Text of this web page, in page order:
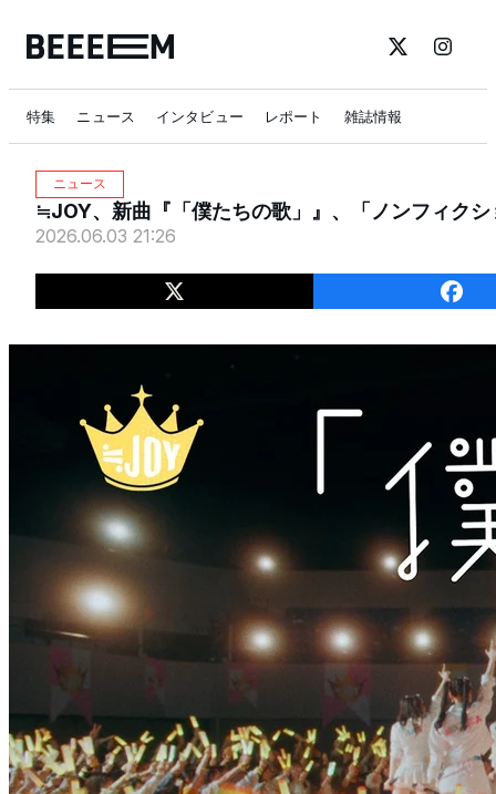
特集 ニュース インタビュー レポート 雑誌情報
ニュース
≒JOY、新曲『「僕たちの歌」』、「ノンフィク
2026.06.03 21:26